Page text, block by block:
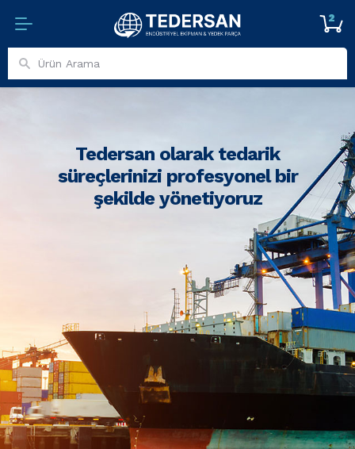
2
Tedersan olarak tedarik
süreçlerinizi profesyonel bir
şekilde yönetiyoruz